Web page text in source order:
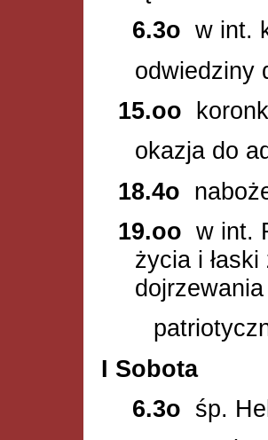
6.3o w int.
odwiedziny
15.oo
okazja do
18.4o
19.oo w int.
życia i
I Sobota
6.3o śp.